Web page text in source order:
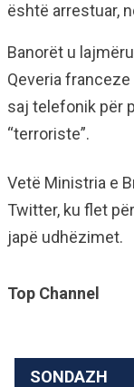
është arrestuar,
Banorët u
Qeveria
saj telefonik për
“terroriste”.
Vetë Ministria e
Twitter, ku flet
japë udhëzimet.
Top Channel
SONDAZH